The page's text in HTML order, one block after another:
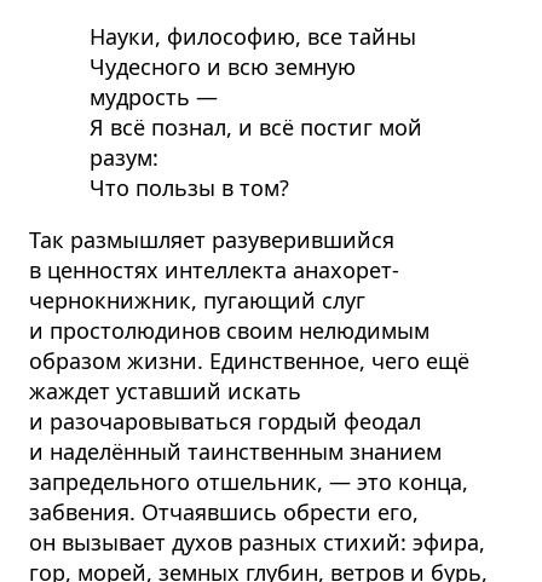
Науки, философию, все тайны
Чудесного и всю земную
мудрость —
Я всё познал, и всё постиг мой
разум:
Что пользы в том?
Так размышляет разуверившийся
в ценностях интеллекта анахорет-
чернокнижник, пугающий слуг
и простолюдинов своим нелюдимым
образом жизни. Единственное, чего ещё
жаждет уставший искать
и разочаровываться гордый феодал
и наделённый таинственным знанием
запредельного отшельник, — это конца,
забвения. Отчаявшись обрести его,
он вызывает духов разных стихий: эфира,
гор, морей, земных глубин, ветров и бурь,